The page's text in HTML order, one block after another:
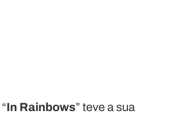
In Rainbows” teve a sua